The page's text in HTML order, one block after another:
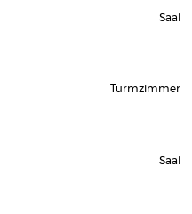
Saal
Turmzimmer
Saal